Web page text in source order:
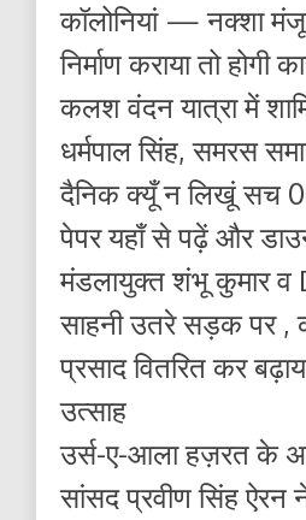
कॉलोनियां — नक्शा
निर्माण कराया तो होगी
कलश वंदन यात्रा में
धर्मपाल सिंह, समरस
दैनिक क्यूँ न लिखूं सच
पेपर यहाँ से पढ़ें और
मंडलायुक्त शंभू कुमार
साहनी उतरे सड़क पर ,
प्रसाद वितरित कर
उत्साह
उर्स-ए-आला हज़रत के
सांसद प्रवीण सिंह ऐरन